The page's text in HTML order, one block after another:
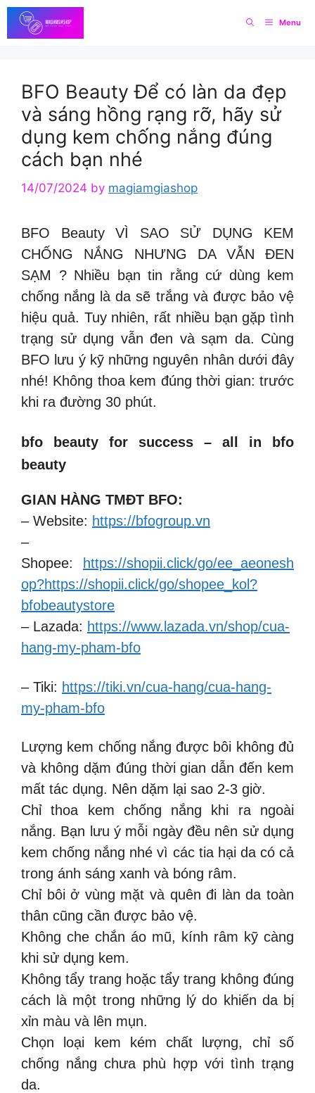
Skip
to
content
Menu
BFO Beauty Để có làn da đẹp
và sáng hồng rạng rỡ, hãy sử
dụng kem chống nắng đúng
cách bạn nhé
14/07/2024 by magiamgiashop
BFO Beauty VÌ SAO SỬ DỤNG KEM
CHỐNG NẮNG NHƯNG DA VẪN ĐEN
SẠM ? Nhiều bạn tin rằng cứ dùng kem
chống nắng là da sẽ trắng và được bảo vệ
hiệu quả. Tuy nhiên, rất nhiều bạn gặp tình
trạng sử dụng vẫn đen và sạm da. Cùng
BFO lưu ý kỹ những nguyên nhân dưới đây
nhé! Không thoa kem đúng thời gian: trước
khi ra đường 30 phút.
bfo beauty for success – all in bfo
beauty
GIAN HÀNG TMĐT BFO:
– Website: https://bfogroup.vn
–
Shopee:
https://shopii.click/go/ee_aeonesh
op?https://shopii.click/go/shopee_kol?
bfobeautystore
– Lazada: https://www.lazada.vn/shop/cua-
hang-my-pham-bfo
– Tiki: https://tiki.vn/cua-hang/cua-hang-
my-pham-bfo
Lượng kem chống nắng được bôi không đủ
và không dặm đúng thời gian dẫn đến kem
mất tác dụng. Nên dặm lại sao 2-3 giờ.
Chỉ thoa kem chống nắng khi ra ngoài
nắng. Bạn lưu ý mỗi ngày đều nên sử dụng
kem chống nắng nhé vì các tia hại da có cả
trong ánh sáng xanh và bóng râm.
Chỉ bôi ở vùng mặt và quên đi làn da toàn
thân cũng cần được bảo vệ.
Không che chắn áo mũ, kính râm kỹ càng
khi sử dụng kem.
Không tẩy trang hoặc tẩy trang không đúng
cách là một trong những lý do khiến da bị
xỉn màu và lên mụn.
Chọn loại kem kém chất lượng, chỉ số
chống nắng chưa phù hợp với tình trạng
da.